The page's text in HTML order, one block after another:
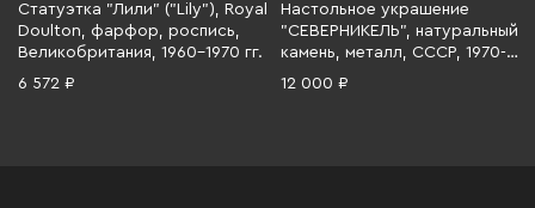
Статуэтка "Лили" ("Lily"), Royal
Doulton, фарфор, роспись,
Великобритания, 1960-1970 гг.
6 572 ₽
Настольное украшение
"СЕВЕРНИКЕЛЬ", натуральный
камень, металл, СССР, 1970-
1990 гг.
12 000 ₽